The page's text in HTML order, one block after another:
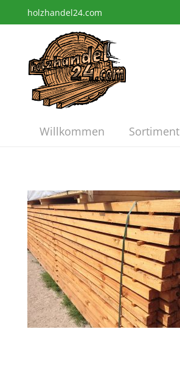
holzhandel24.com
Willkommen Sortiment